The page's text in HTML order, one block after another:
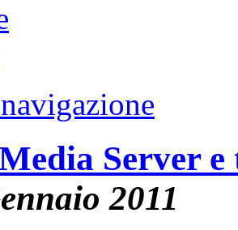
Server
2011